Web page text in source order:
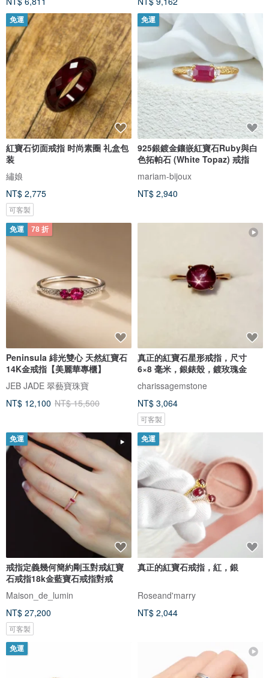
免運
紅寶石切面戒指 时尚素圈 礼盒包
装
繡娘
NT$ 2,775
可客製
免運
925銀鍍金鑲嵌紅寶石Ruby與白
色拓帕石 (White Topaz) 戒指
mariam-bijoux
NT$ 2,940
免運 78 折
Peninsula 緋光雙心 天然紅寶石
14K金戒指【美麗華專櫃】
JEB JADE 翠藝寶珠寶
NT$ 12,100 NT$ 15,500
真正的紅寶石星形戒指，尺寸
6×8 毫米，銀錶殼，鍍玫瑰金
charissagemstone
NT$ 3,064
可客製
免運
戒指定義幾何簡約剛玉對戒紅寶
石戒指18k金藍寶石戒指對戒
Maison_de_lumin
NT$ 27,200
可客製
免運
真正的紅寶石戒指，紅，銀
Roseand'marry
NT$ 2,044
免運